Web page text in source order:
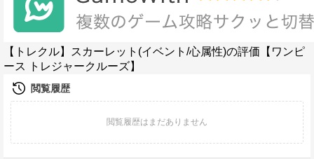
【トレクル】スカーレット(イベント/心属性)の評価【ワンピ
ース トレジャークルーズ】